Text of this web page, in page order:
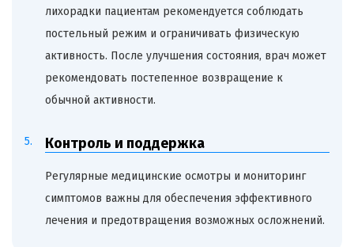
лихорадки пациентам рекомендуется соблюдать
постельный режим и ограничивать физическую
активность. После улучшения состояния, врач может
рекомендовать постепенное возвращение к
обычной активности.
Контроль и поддержка
Регулярные медицинские осмотры и мониторинг
симптомов важны для обеспечения эффективного
лечения и предотвращения возможных осложнений.